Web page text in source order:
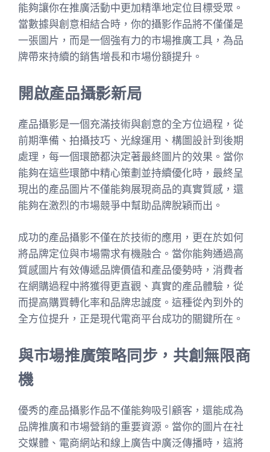
能夠讓你在推廣活動中更加精準地定位目標受眾。
當數據與創意相結合時，你的攝影作品將不僅僅是
一張圖片，而是一個強有力的市場推廣工具，為品
牌帶來持續的銷售增長和市場份額提升。
開啟產品攝影新局
產品攝影是一個充滿技術與創意的全方位過程，從
前期準備、拍攝技巧、光線運用、構圖設計到後期
處理，每一個環節都決定著最終圖片的效果。當你
能夠在這些環節中精心策劃並持續優化時，最終呈
現出的產品圖片不僅能夠展現商品的真實質感，還
能夠在激烈的市場競爭中幫助品牌脫穎而出。
成功的產品攝影不僅在於技術的應用，更在於如何
將品牌定位與市場需求有機融合。當你能夠通過高
質感圖片有效傳遞品牌價值和產品優勢時，消費者
在網購過程中將獲得更直觀、真實的產品體驗，從
而提高購買轉化率和品牌忠誠度。這種從內到外的
全方位提升，正是現代電商平台成功的關鍵所在。
與市場推廣策略同步，共創無限商
機
優秀的產品攝影作品不僅能夠吸引顧客，還能成為
品牌推廣和市場營銷的重要資源。當你的圖片在社
交媒體、電商網站和線上廣告中廣泛傳播時，這將